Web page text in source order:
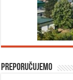
Preporučujemo